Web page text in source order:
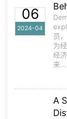
06
2024-04
员
为
经
来...
A